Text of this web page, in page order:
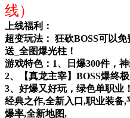
线）
上线福利：
超变玩法： 狂砍BOSS可以
送_全图爆光柱！
游戏特色：1、日爆300件，神
2、【真龙主宰】BOSS爆终
3、好爆又好玩，绿色单职业！
经典之作,全新入口,职业装备
爆率,全新地图,